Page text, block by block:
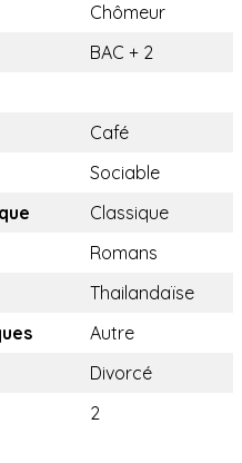
Chômeur
BAC + 2
Café
Sociable
Classique
Romans
Thailandaïse
Autre
Divorcé
2